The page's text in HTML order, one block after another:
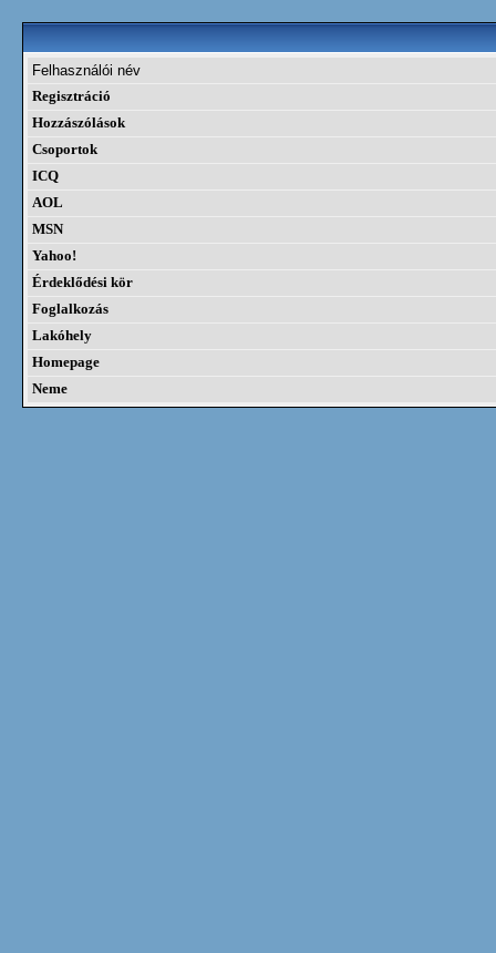
Felhasználói név
Regisztráció
Hozzászólások
Csoportok
ICQ
AOL
MSN
Yahoo!
Érdeklődési kör
Foglalkozás
Lakóhely
Homepage
Neme